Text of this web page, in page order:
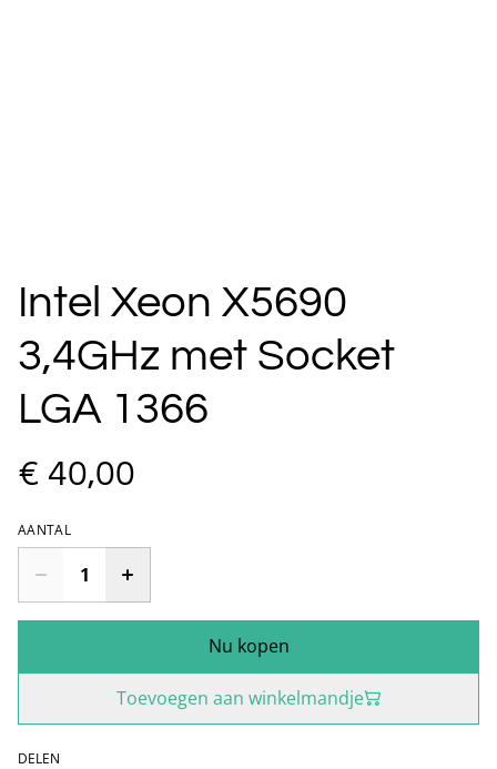
Intel Xeon X5690
3,4GHz met Socket
LGA 1366
€ 40,00
AANTAL
Nu kopen
Toevoegen aan winkelmandje
DELEN